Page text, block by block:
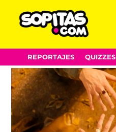
Skip
to
content
REPORTAJES QUIZZES